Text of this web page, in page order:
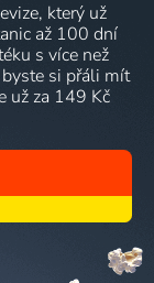
který už
až 100 dní
s více než
si přáli mít
už za 149 Kč